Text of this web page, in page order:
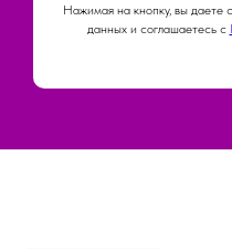
Нажимая на кнопку, вы даете
данных и соглашаетесь c